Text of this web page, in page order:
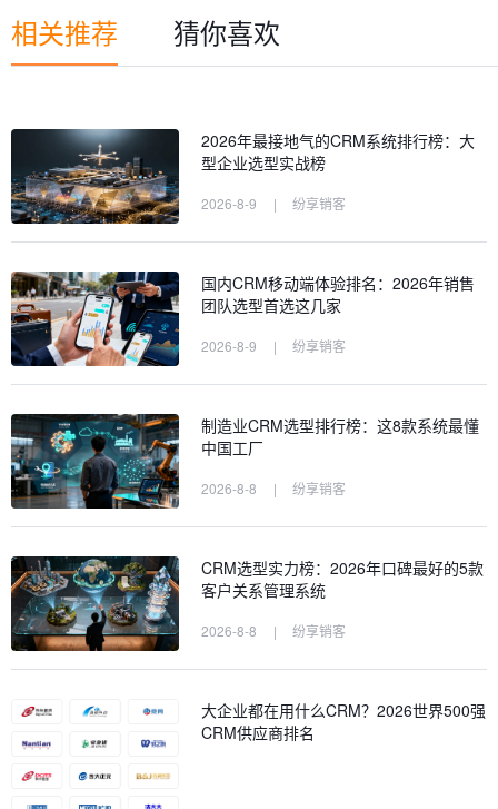
相关推荐 猜你喜欢
2026年最接地气的CRM系统排行榜：大
型企业选型实战榜
2026-8-9 | 纷享销客
国内CRM移动端体验排名：2026年销售
团队选型首选这几家
2026-8-9 | 纷享销客
制造业CRM选型排行榜：这8款系统最懂
中国工厂
2026-8-8 | 纷享销客
CRM选型实力榜：2026年口碑最好的5款
客户关系管理系统
2026-8-8 | 纷享销客
大企业都在用什么CRM？2026世界500强
CRM供应商排名